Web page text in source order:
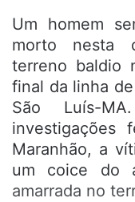
Um homem
morto nesta
terreno baldio
final da linha
São Luís-
investigações
Maranhão, a
um coice do
amarrada no